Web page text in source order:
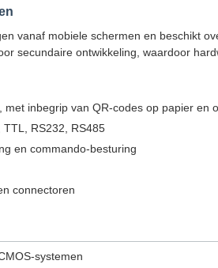
vanaf mobiele schermen en beschikt
secundaire ontwikkeling, waardoor
inbegrip van QR-codes op papier en
RS232, RS485
en commando-besturing
connectoren
systemen